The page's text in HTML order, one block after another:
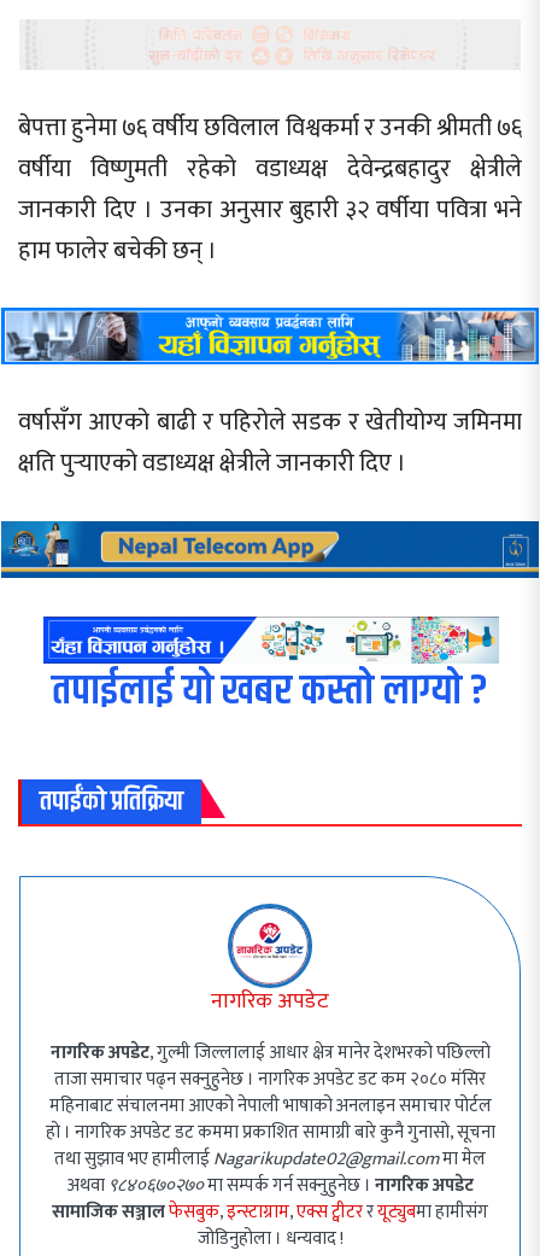
बेपत्ता हुनेमा ७६ वर्षीय छविलाल विश्वकर्मा र उनकी श्रीमती ७६
वर्षीया विष्णुमती रहेको वडाध्यक्ष देवेन्द्रबहादुर क्षेत्रीले
जानकारी दिए । उनका अनुसार बुहारी ३२ वर्षीया पवित्रा भने
हाम फालेर बचेकी छन् ।
वर्षासँग आएको बाढी र पहिरोले सडक र खेतीयोग्य जमिनमा
क्षति पुर्‍याएको वडाध्यक्ष क्षेत्रीले जानकारी दिए ।
तपाईलाई यो खबर कस्तो लाग्यो ?
तपाईंको प्रतिक्रिया
नागरिक अपडेट
नागरिक अपडेट, गुल्मी जिल्लालाई आधार क्षेत्र मानेर देशभरको पछिल्लो
ताजा समाचार पढ्न सक्नुहुनेछ । नागरिक अपडेट डट कम २०८० मंसिर
महिनाबाट संचालनमा आएको नेपाली भाषाको अनलाइन समाचार पोर्टल
हो । नागरिक अपडेट डट कममा प्रकाशित सामाग्री बारे कुनै गुनासो, सूचना
तथा सुझाव भए हामीलाईNagarikupdate02@gmail.comमा मेल
अथवा ९८४०६७०२७०मा सम्पर्क गर्न सक्नुहुनेछ । नागरिक अपडेट
सामाजिक सञ्जालफेसबुक,इन्स्टाग्राम,एक्स ट्वीटररयूट्युबमा हामीसंग
जोडिनुहोला । धन्यवाद !